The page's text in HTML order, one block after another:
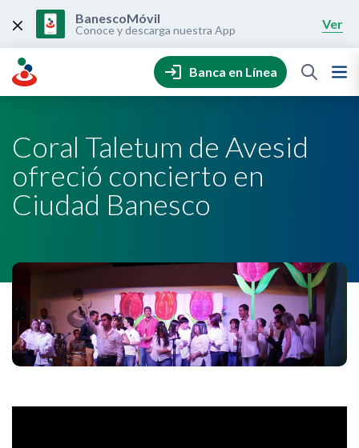
content
BanescoMóvil
Conoce y descarga nuestra App Ver
Banca en Línea
Coral Taletum de Avesid
ofreció concierto en
Ciudad Banesco